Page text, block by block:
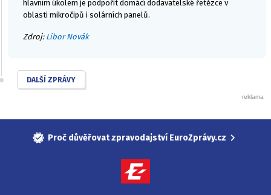
hlavním úkolem je podpořit domácí dodavatelské řetězce v
oblasti mikročipů i solárních panelů.
Zdroj: Libor Novák
DALŠÍ ZPRÁVY
Proč důvěřovat zpravodajství EuroZprávy.cz